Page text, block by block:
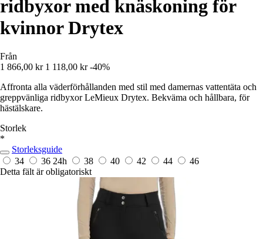
ridbyxor med knäskoning för
kvinnor Drytex
Från
1 866,00 kr 1 118,00 kr -40%
Affronta alla väderförhållanden med stil med damernas vattentäta och
greppvänliga ridbyxor LeMieux Drytex. Bekväma och hållbara, för
hästälskare.
Storlek
*
Storleksguide
34
36 24h 38 40 42 44
46
Detta fält är obligatoriskt